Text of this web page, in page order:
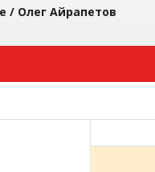
/ Олег Айрапетов